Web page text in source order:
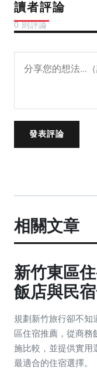
讀者評論
0 則評論
發表評論
相關文章
新竹東區
飯店與民
規劃新竹旅行卻不知
區住宿推薦，從商務
施比較，並提供實用
最適合的住宿選擇。